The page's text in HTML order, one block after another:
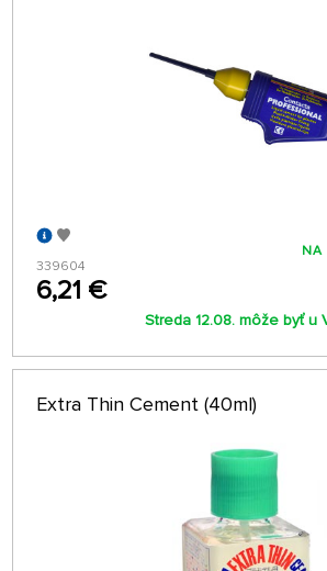
339604
6,21 €
NA
Streda 12.08. môže byť u
Extra Thin Cement (40ml)